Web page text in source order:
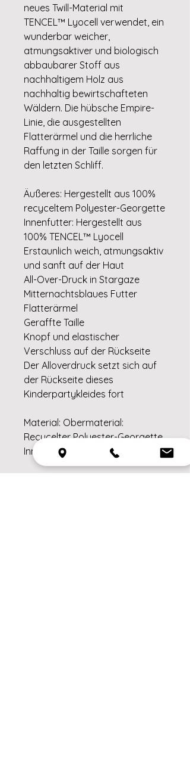
neues Twill-Material mit
TENCEL™ Lyocell verwendet, ein
wunderbar weicher,
atmungsaktiver und biologisch
abbaubarer Stoff aus
nachhaltigem Holz aus
nachhaltig bewirtschafteten
Wäldern. Die hübsche Empire-
Linie, die ausgestellten
Flatterärmel und die herrliche
Raffung in der Taille sorgen für
den letzten Schliff.
Äußeres: Hergestellt aus 100%
recyceltem Polyester-Georgette
Innenfutter: Hergestellt aus
100% TENCEL™ Lyocell
Erstaunlich weich, atmungsaktiv
und sanft auf der Haut
All-Over-Druck in Stargaze
Mitternachtsblaues Futter
Flatterärmel
Geraffte Taille
Knopf und elastischer
Verschluss auf der Rückseite
Der Alloverdruck setzt sich auf
der Rückseite dieses
Kinderpartykleides fort
Material: Obermaterial:
Recycelter Polyester-Georgette.
Innenfutter: TENCELâ"¢ Lyocell